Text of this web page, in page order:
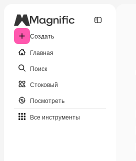
Создать
Главная
Поиск
Стоковый
Посмотреть
Все инструменты